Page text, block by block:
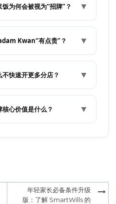
为何会被视为“招牌”？ ▼
Kwan“有点贵”？ ▼
快速开更多分店？ ▼
心价值是什么？ ▼
年轻家长必备条件升级
版：了解 SmartWills 的